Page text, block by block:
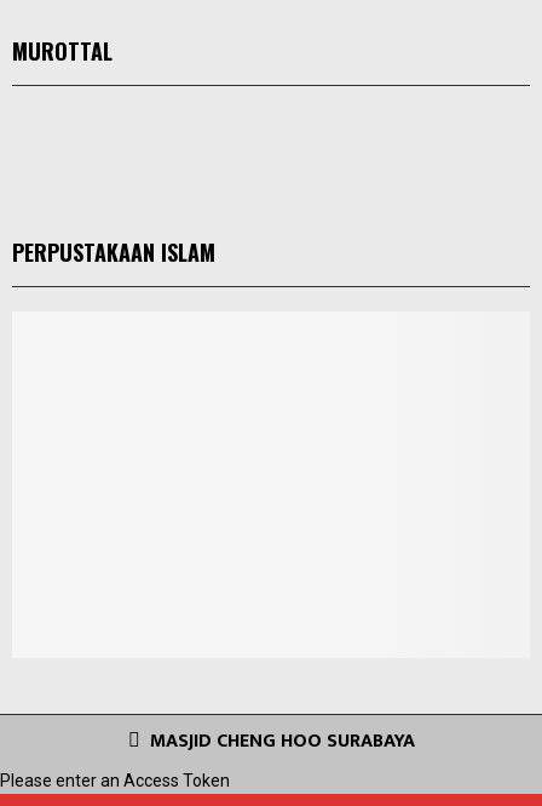
MUROTTAL
PERPUSTAKAAN ISLAM
MASJID CHENG HOO SURABAYA
Please enter an Access Token